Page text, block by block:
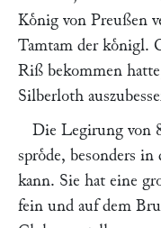
Koͤnig von Preußen
Tamtam der koͤnigl.
Riß bekommen
Silberloth
Die Legirung von
sproͤde, besonders
kann. Sie hat eine
fein und auf dem